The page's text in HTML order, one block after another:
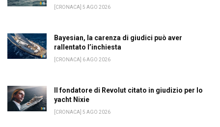
[CRONACA] 5 AGO 2026
Bayesian, la carenza di giudici può aver
rallentato l’inchiesta
[CRONACA] 6 AGO 2026
Il fondatore di Revolut citato in giudizio per lo
yacht Nixie
[CRONACA] 5 AGO 2026